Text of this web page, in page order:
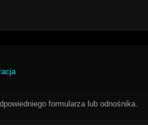
formularza lub odnośnika.